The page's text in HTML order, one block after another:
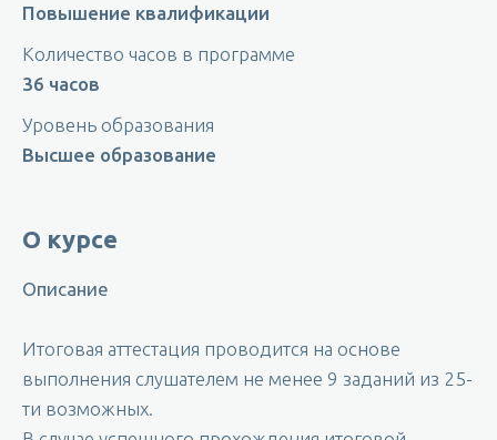
Повышение квалификации
Количество часов в программе
36 часов
Уровень образования
Высшее образование
О курсе
Описание
Итоговая аттестация проводится на основе
выполнения слушателем не менее 9 заданий из 25-
ти возможных.